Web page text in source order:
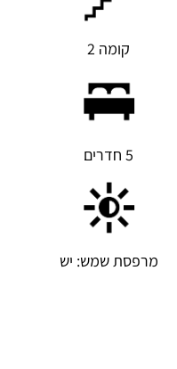
קומה 2
5 חדרים
מרפסת שמש: יש